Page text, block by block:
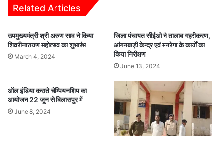
न
ज
बू
ती
हु
आ
मं
जि
ले
1
4
5
च
य
नि
Related Articles
उपमुख्यमंत्री श्री अरुण साव ने किया
शिवरीनारायण महोत्सव का शुभारंभ
March 4, 2024
जिला पंचायत सीईओ ने तालाब गहरीकरण,
आंगनबाड़ी केन्द्र एवं मनरेगा के कार्यों का
किया निरीक्षण
June 13, 2024
ऑल इंडिया कराते चेम्पियनशिप का
आयोजन 22 जून से बिलासपुर में
June 8, 2024